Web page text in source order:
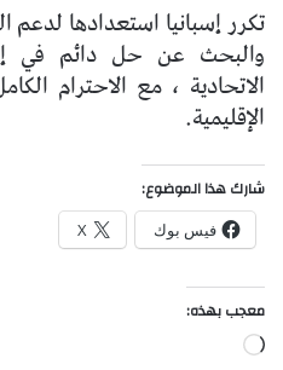
تكرر إسبانيا استعدادها لدعم
والبحث عن حل دائم في
الاتحادية ، مع الاحترام
الإقليمية.
شارك هذا الموضوع:
فيس بوك X
معجب بهذه:
جاري